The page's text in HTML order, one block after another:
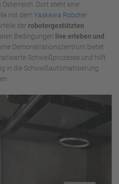
Österreich. Dort steht eine
mit dem Yaskawa Roboter
der robotergestützten
Bedingungen live erleben und
Demonstrationszentrum bietet
Schweißprozesse und hilft
in die Schweißautomatisierung